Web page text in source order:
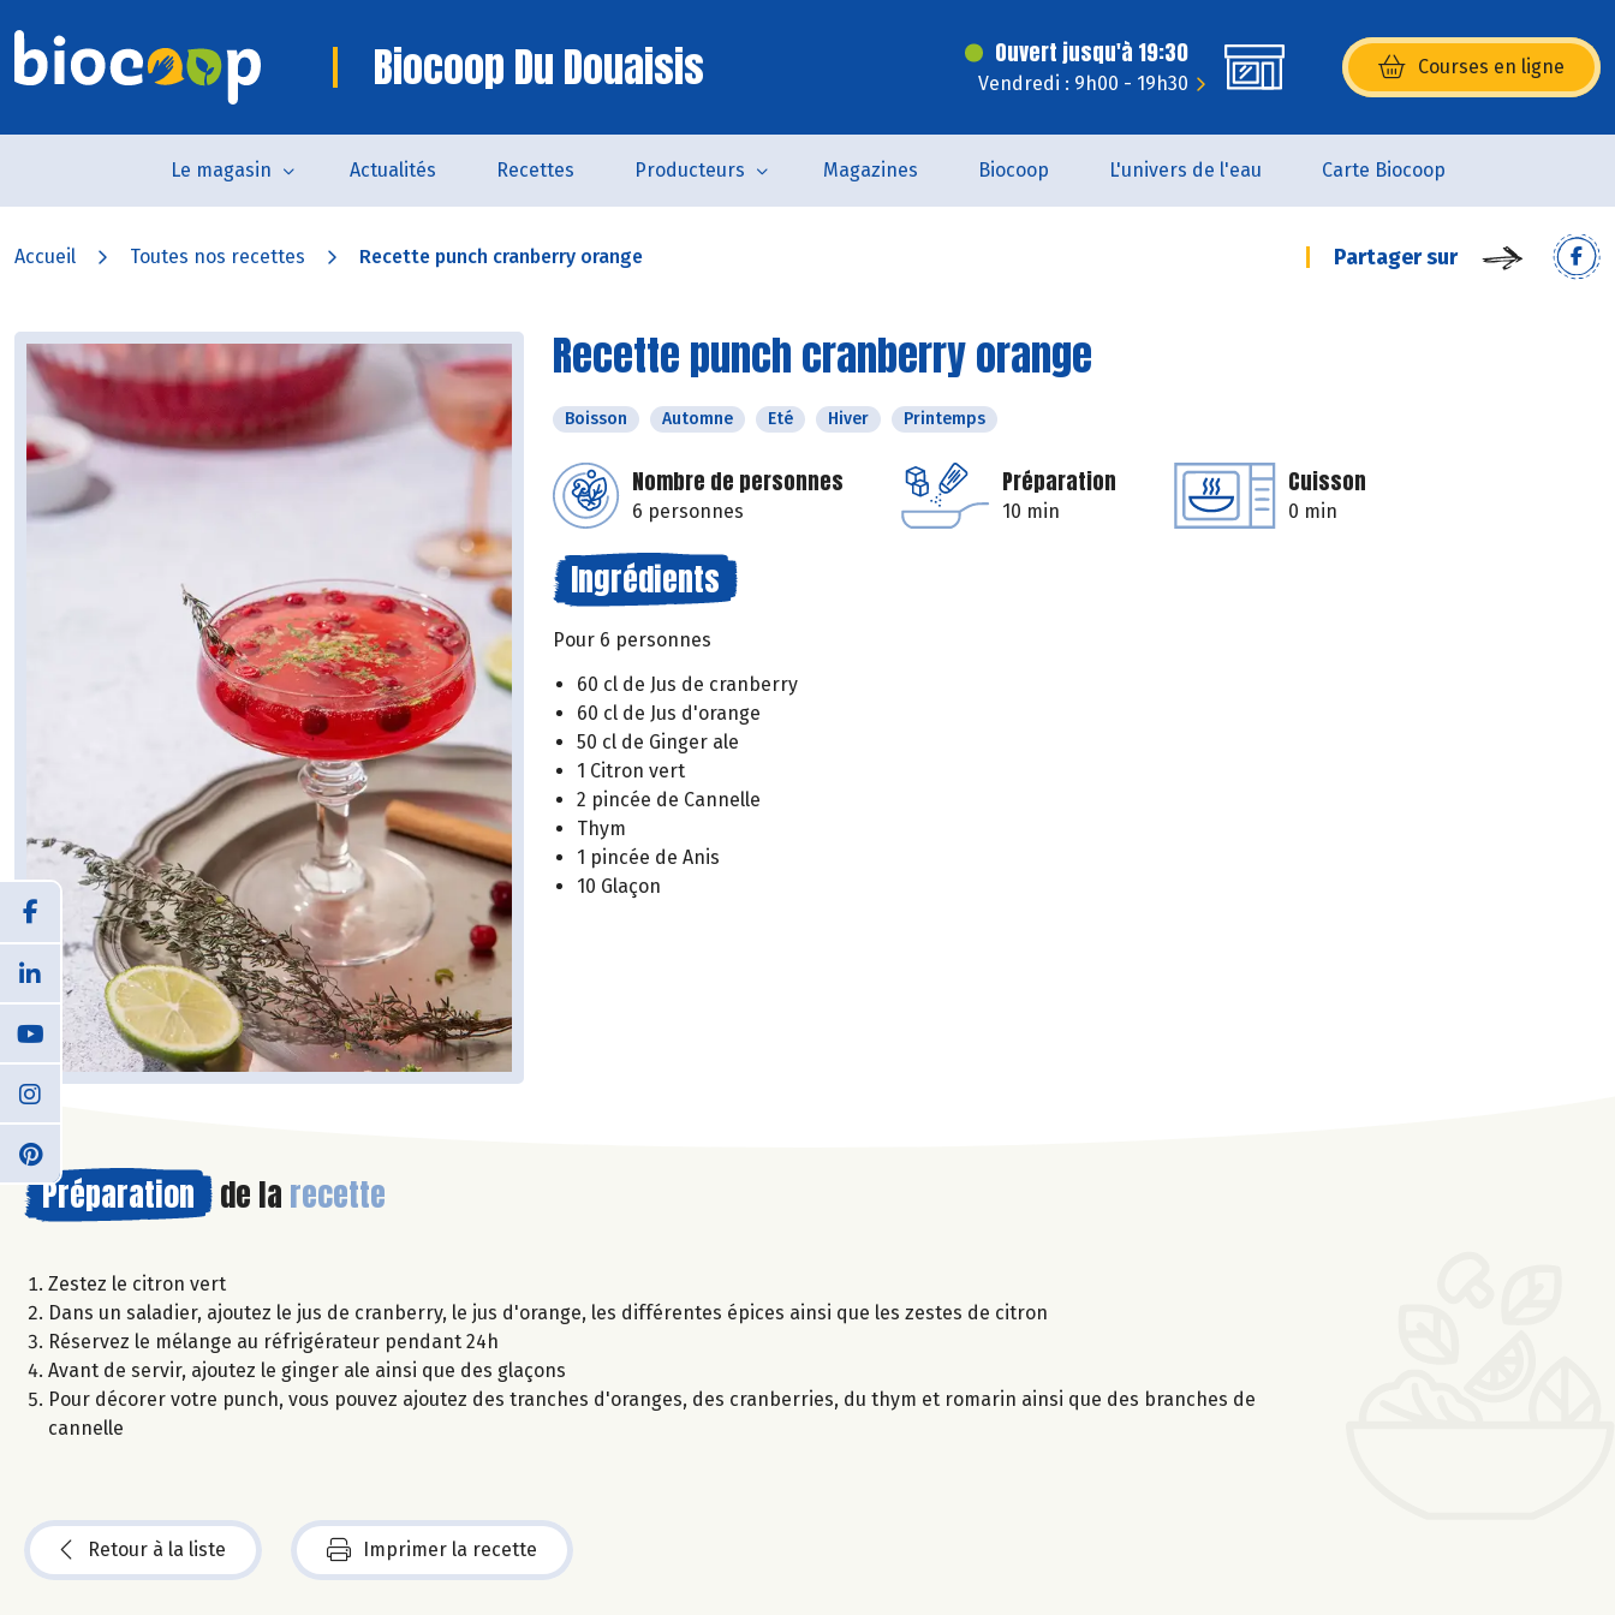
Biocoop Du Douaisis Ouvert jusqu'à 19:30
Vendredi : 9h00 - 19h30
Courses en ligne
(s’ouvre dans une nouvelle
Le magasin Actualités Recettes Producteurs Magazines Biocoop L'univers de l'eau Carte Biocoop
Accueil Toutes nos recettes Recette punch cranberry orange Partager sur
Recette punch cranberry orange
Boisson Automne Eté Hiver Printemps
Nombre de personnes
6 personnes
Préparation
10 min
Cuisson
0 min
Ingrédients
Pour 6 personnes
60 cl de Jus de cranberry
60 cl de Jus d'orange
50 cl de Ginger ale
1 Citron vert
2 pincée de Cannelle
Thym
1 pincée de Anis
10 Glaçon
Préparation de la recette
Zestez le citron vert
Dans un saladier, ajoutez le jus de cranberry, le jus d'orange, les différentes épices ainsi que les zestes de citron
Réservez le mélange au réfrigérateur pendant 24h
Avant de servir, ajoutez le ginger ale ainsi que des glaçons
Pour décorer votre punch, vous pouvez ajoutez des tranches d'oranges, des cranberries, du thym et romarin ainsi que des branches de
cannelle
Retour à la liste Imprimer la recette